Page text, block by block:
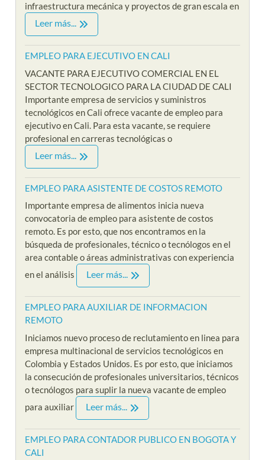
infraestructura mecánica y proyectos de gran escala en
Leer más...
EMPLEO PARA EJECUTIVO EN CALI
VACANTE PARA EJECUTIVO COMERCIAL EN EL
SECTOR TECNOLOGICO PARA LA CIUDAD DE CALI
Importante empresa de servicios y suministros
tecnológicos en Cali ofrece vacante de empleo para
ejecutivo en Cali. Para esta vacante, se requiere
profesional en carreras tecnológicas o
Leer más...
EMPLEO PARA ASISTENTE DE COSTOS REMOTO
Importante empresa de alimentos inicia nueva
convocatoria de empleo para asistente de costos
remoto. Es por esto, que nos encontramos en la
búsqueda de profesionales, técnico o tecnólogos en el
area contable o áreas administrativas con experiencia
en el análisis
Leer más...
EMPLEO PARA AUXILIAR DE INFORMACION
REMOTO
Iniciamos nuevo proceso de reclutamiento en linea para
empresa multinacional de servicios tecnológicos en
Colombia y Estados Unidos. Es por esto, que iniciamos
la consecución de profesionales universitarios, técnicos
o tecnólogos para suplir la nueva vacante de empleo
para auxiliar
Leer más...
EMPLEO PARA CONTADOR PUBLICO EN BOGOTA Y
CALI